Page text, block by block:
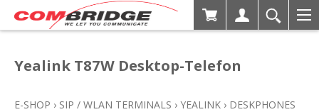
Yealink T87W Desktop-Telefon
E-SHOP › SIP / WLAN TERMINALS › YEALINK › DESKPHONES